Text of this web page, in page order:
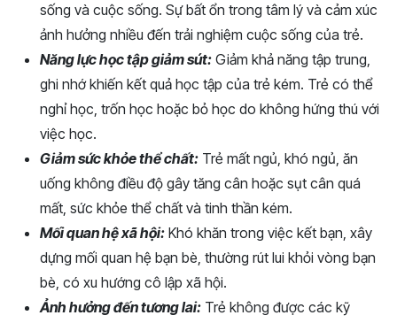
sống và cuộc sống. Sự bất ổn trong tâm lý và cảm xúc
ảnh hưởng nhiều đến trải nghiệm cuộc sống của trẻ.
Năng lực học tập giảm sút: Giảm khả năng tập trung,
ghi nhớ khiến kết quả học tập của trẻ kém. Trẻ có thể
nghỉ học, trốn học hoặc bỏ học do không hứng thú với
việc học.
Giảm sức khỏe thể chất: Trẻ mất ngủ, khó ngủ, ăn
uống không điều độ gây tăng cân hoặc sụt cân quá
mất, sức khỏe thể chất và tinh thần kém.
Mối quan hệ xã hội: Khó khăn trong việc kết bạn, xây
dựng mối quan hệ bạn bè, thường rút lui khỏi vòng bạn
bè, có xu hướng cô lập xã hội.
Ảnh hưởng đến tương lai: Trẻ không được các kỹ